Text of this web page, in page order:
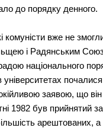
до порядку денного.
комуністи вже не
і Радянським
національного
заявою, що
1982 був
арештованих,